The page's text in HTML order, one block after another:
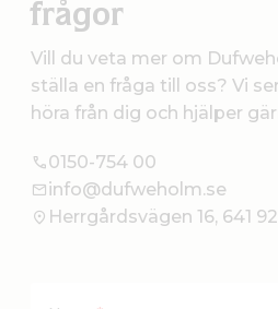
frågor
Vill du veta mer om
ställa en fråga till oss? Vi
höra från dig och hjälper
0150-754 00
info@dufweholm.se
Herrgårdsvägen 16, 641